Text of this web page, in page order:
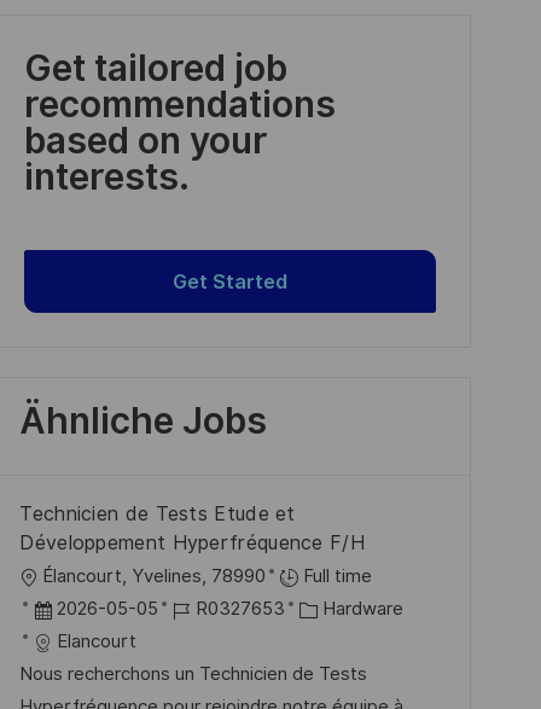
Get tailored job
recommendations
based on your
interests.
Get Started
Ähnliche Jobs
Technicien de Tests Etude et
Développement Hyperfréquence F/H
O
r
t
Élancourt, Yvelines, 78990
Full time
D
a
t
2026-05-05
J
b
R0327653
K
t
Hardware
Elancourt
Nous recherchons un Technicien de Tests